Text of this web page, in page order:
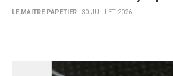
LE MAITRE PAPETIER 30 JUILLET 2026